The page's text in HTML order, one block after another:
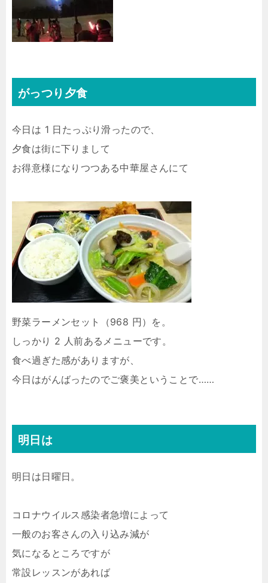
がっつり夕食
今日は 1 日たっぷり滑ったので、
夕食は街に下りまして
お得意様になりつつある中華屋さんにて
野菜ラーメンセット（968 円）を。
しっかり 2 人前あるメニューです。
食べ過ぎた感がありますが、
今日はがんばったのでご褒美ということで……
明日は
明日は日曜日。
コロナウイルス感染者急増によって
一般のお客さんの入り込み減が
気になるところですが
常設レッスンがあれば